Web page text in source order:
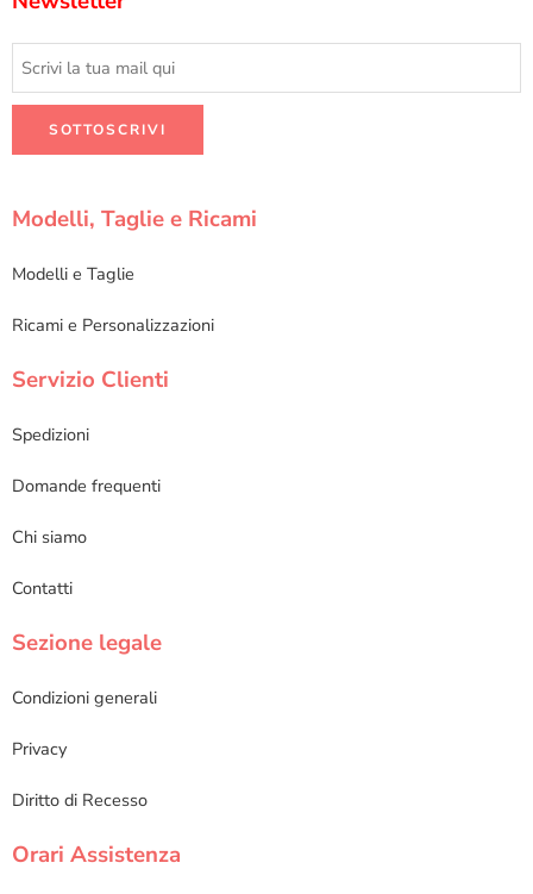
Modelli, Taglie e Ricami
Modelli e Taglie
Ricami e Personalizzazioni
Servizio Clienti
Spedizioni
Domande frequenti
Chi siamo
Contatti
Sezione legale
Condizioni generali
Privacy
Diritto di Recesso
Orari Assistenza